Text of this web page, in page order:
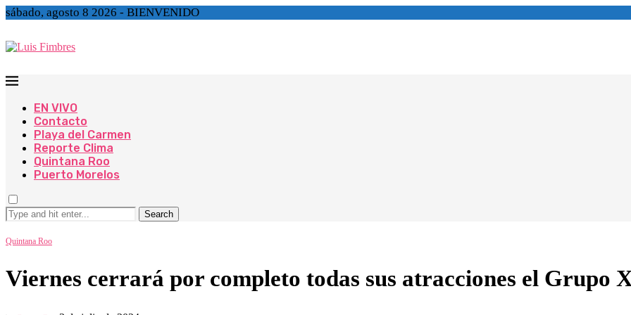
sábado, agosto 8 2026 - BIENVENIDO
EN VIVO
Contacto
Playa del Carmen
Reporte Clima
Quintana Roo
Puerto Morelos
Search
Quintana Roo
Viernes cerrará por completo todas sus atracciones el Grupo